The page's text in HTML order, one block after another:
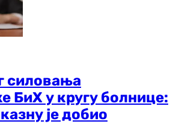
силовања
БиХ у кругу болнице:
је добио